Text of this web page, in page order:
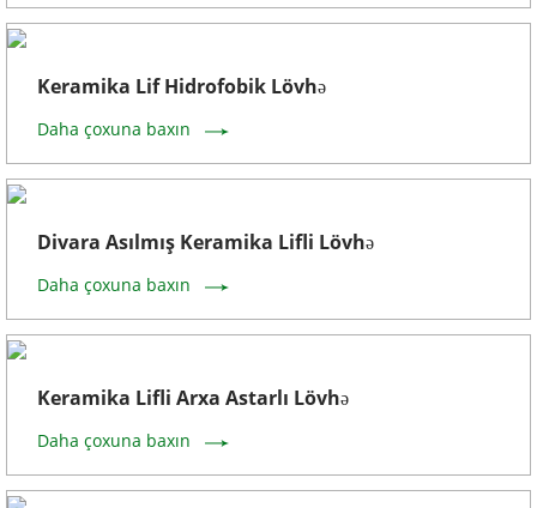
Keramika Lif Hidrofobik Lövhə
Daha çoxuna baxın
Divara Asılmış Keramika Lifli Lövhə
Daha çoxuna baxın
Keramika Lifli Arxa Astarlı Lövhə
Daha çoxuna baxın